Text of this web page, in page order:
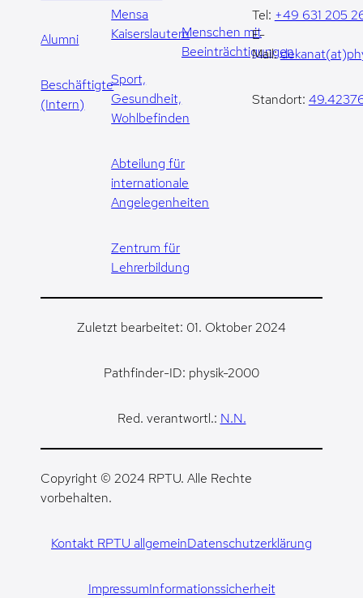
Alumni
Beschäftigte
(Intern)
Mensa
Kaiserslautern
Sport,
Gesundheit,
Wohlbefinden
Abteilung für
internationale
Angelegenheiten
Zentrum für
Lehrerbildung
Menschen mit
Beeinträchtigungen
Tel: +49 631 205
E-
Mail:
Standort:
Zuletzt bearbeitet: 01. Oktober 2024
Pathfinder-ID: physik-2000
Red. verantwortl.: N.N.
Copyright © 2024 RPTU. Alle Rechte
vorbehalten.
Kontakt RPTU allgemeinDatenschutzerklärung
ImpressumInformationssicherheit